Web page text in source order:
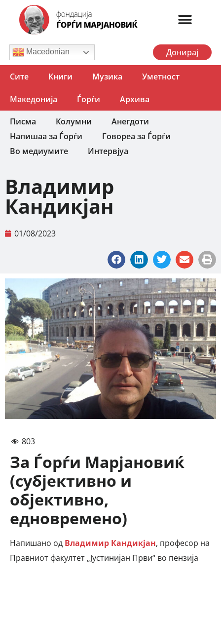
Macedonian Донирај
Сите Книги Музика Уметност
Македонија Ѓорѓи Архива
Писма Колумни
Анегдоти
Напишаа за Ѓорѓи
Говореа за Ѓорѓи
Во медиумите
Интервјуа
Владимир
Кандикјан
01/08/2023
803
За Ѓорѓи Марјановиќ
(субјективно и
објективно,
едновремено)
Напишано од Владимир Кандикјан, професор на
Правниот факултет „Јустинијан Први“ во пензија